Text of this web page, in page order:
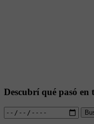
Descubrí qué pasó en